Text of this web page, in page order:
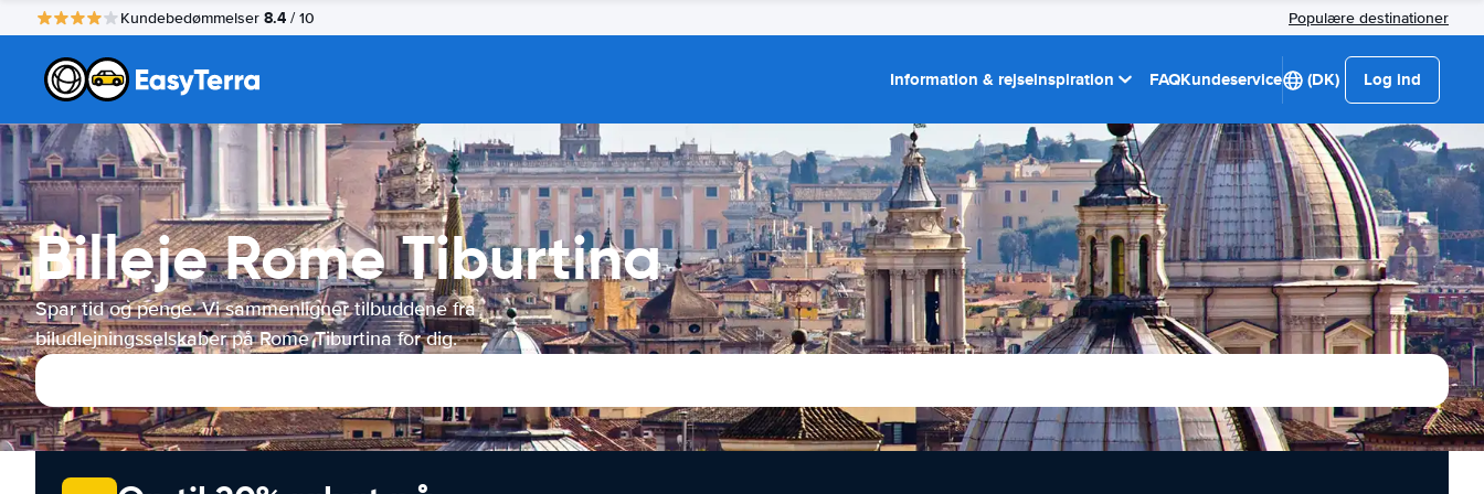
Kundebedømmelser 8.4 / 10 Populære destinationer
Information & rejseinspiration FAQKundeservice (DK) Log ind
Billeje Rome Tiburtina
Spar tid og penge. Vi sammenligner tilbuddene fra
biludlejningsselskaber på Rome Tiburtina for dig.